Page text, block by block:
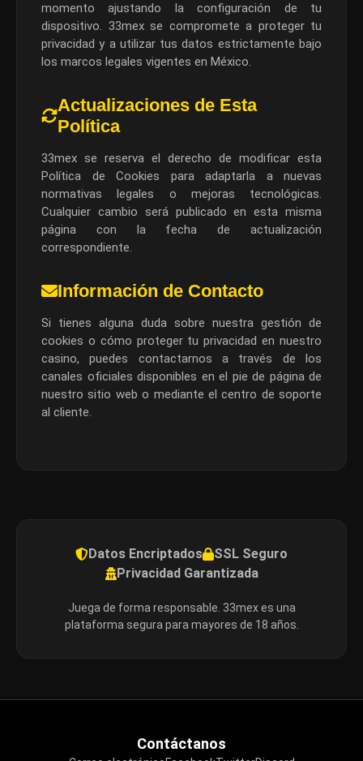
momento ajustando la configuración de tu
dispositivo. 33mex se compromete a proteger tu
privacidad y a utilizar tus datos estrictamente bajo
los marcos legales vigentes en México.
Actualizaciones de Esta
Política
33mex se reserva el derecho de modificar esta
Política de Cookies para adaptarla a nuevas
normativas legales o mejoras tecnológicas.
Cualquier cambio será publicado en esta misma
página con la fecha de actualización
correspondiente.
Información de Contacto
Si tienes alguna duda sobre nuestra gestión de
cookies o cómo proteger tu privacidad en nuestro
casino, puedes contactarnos a través de los
canales oficiales disponibles en el pie de página de
nuestro sitio web o mediante el centro de soporte
al cliente.
Datos Encriptados
SSL Seguro
Privacidad Garantizada
Juega de forma responsable. 33mex es una
plataforma segura para mayores de 18 años.
Contáctanos